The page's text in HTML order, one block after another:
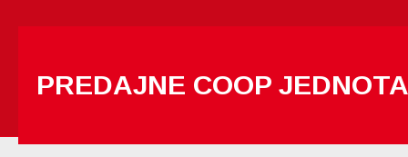
PREDAJNE COOP